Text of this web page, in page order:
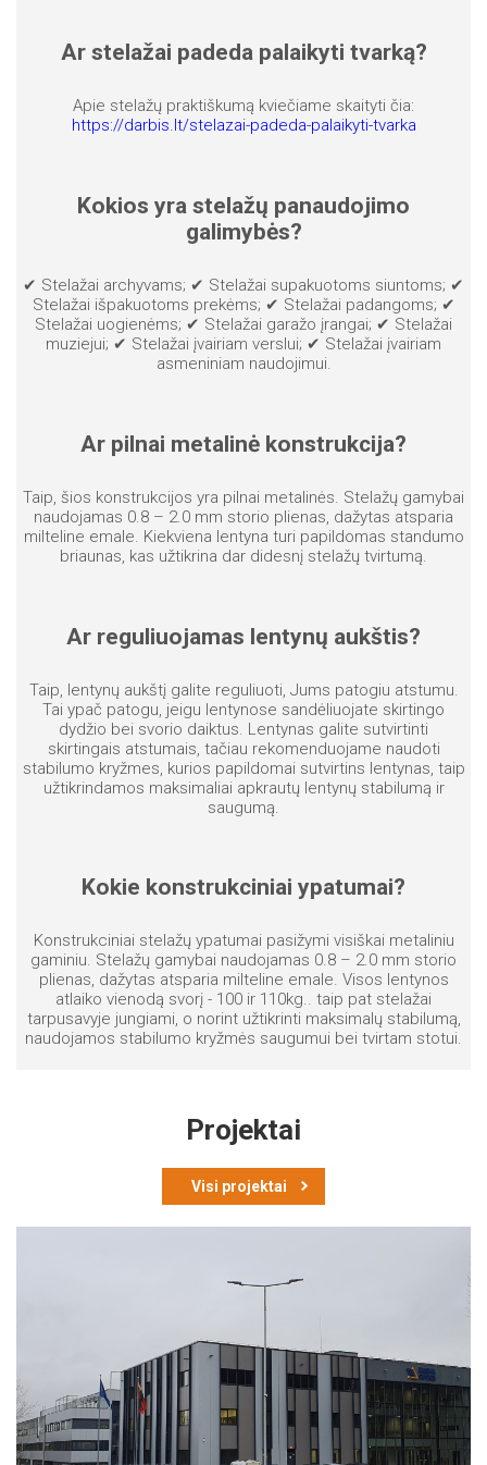
Ar stelažai padeda palaikyti tvarką?
Apie stelažų praktiškumą kviečiame skaityti čia:
https://darbis.lt/stelazai-padeda-palaikyti-tvarka
Kokios yra stelažų panaudojimo
galimybės?
✔ Stelažai archyvams; ✔ Stelažai supakuotoms siuntoms; ✔
Stelažai išpakuotoms prekėms; ✔ Stelažai padangoms; ✔
Stelažai uogienėms; ✔ Stelažai garažo įrangai; ✔ Stelažai
muziejui; ✔ Stelažai įvairiam verslui; ✔ Stelažai įvairiam
asmeniniam naudojimui.
Ar pilnai metalinė konstrukcija?
Taip, šios konstrukcijos yra pilnai metalinės. Stelažų gamybai
naudojamas 0.8 – 2.0 mm storio plienas, dažytas atsparia
milteline emale. Kiekviena lentyna turi papildomas standumo
briaunas, kas užtikrina dar didesnį stelažų tvirtumą.
Ar reguliuojamas lentynų aukštis?
Taip, lentynų aukštį galite reguliuoti, Jums patogiu atstumu.
Tai ypač patogu, jeigu lentynose sandėliuojate skirtingo
dydžio bei svorio daiktus. Lentynas galite sutvirtinti
skirtingais atstumais, tačiau rekomenduojame naudoti
stabilumo kryžmes, kurios papildomai sutvirtins lentynas, taip
užtikrindamos maksimaliai apkrautų lentynų stabilumą ir
saugumą.
Kokie konstrukciniai ypatumai?
Konstrukciniai stelažų ypatumai pasižymi visiškai metaliniu
gaminiu. Stelažų gamybai naudojamas 0.8 – 2.0 mm storio
plienas, dažytas atsparia milteline emale. Visos lentynos
atlaiko vienodą svorį - 100 ir 110kg.. taip pat stelažai
tarpusavyje jungiami, o norint užtikrinti maksimalų stabilumą,
naudojamos stabilumo kryžmės saugumui bei tvirtam stotui.
Projektai
Visi projektai